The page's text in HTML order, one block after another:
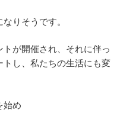
りそうです。
が開催され、それに伴っ
し、私たちの生活にも変
始め